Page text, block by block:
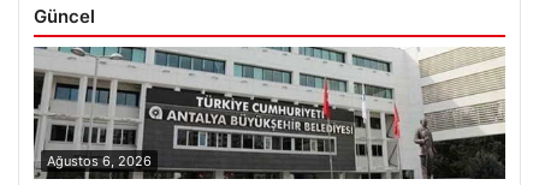
Güncel
Ağustos 6, 2026